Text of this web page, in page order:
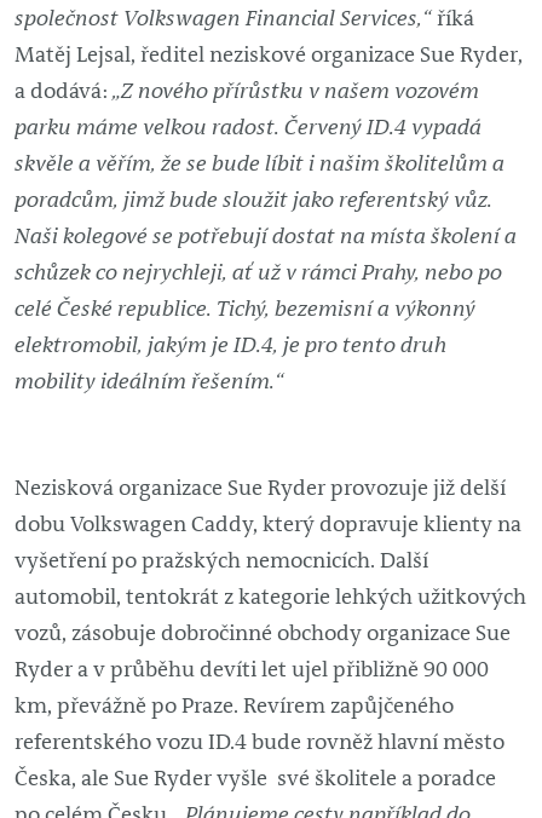
společnost Volkswagen Financial Services,“říká
Matěj Lejsal, ředitel neziskové organizace Sue Ryder,
a dodává: „Z nového přírůstku v našem vozovém
parku máme velkou radost. Červený ID.4 vypadá
skvěle a věřím, že se bude líbit i našim školitelům a
poradcům, jimž bude sloužit jako referentský vůz.
Naši kolegové se potřebují dostat na místa školení a
schůzek co nejrychleji, ať už v rámci Prahy, nebo po
celé České republice. Tichý, bezemisní a výkonný
elektromobil, jakým je ID.4, je pro tento druh
mobility ideálním řešením.“
Nezisková organizace Sue Ryder provozuje již delší
dobu Volkswagen Caddy, který dopravuje klienty na
vyšetření po pražských nemocnicích. Další
automobil, tentokrát z kategorie lehkých užitkových
vozů, zásobuje dobročinné obchody organizace Sue
Ryder a v průběhu devíti let ujel přibližně 90 000
km, převážně po Praze. Revírem zapůjčeného
referentského vozu ID.4 bude rovněž hlavní město
Česka, ale Sue Ryder vyšle své školitele a poradce